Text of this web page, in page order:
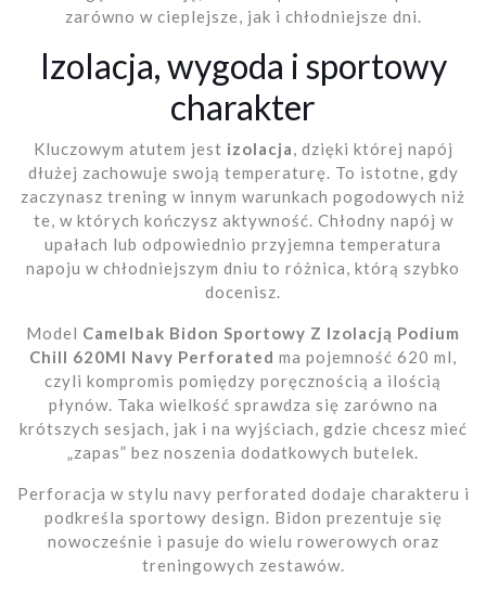
zarówno w cieplejsze, jak i chłodniejsze dni.
Izolacja, wygoda i sportowy
charakter
Kluczowym atutem jest izolacja, dzięki której napój
dłużej zachowuje swoją temperaturę. To istotne, gdy
zaczynasz trening w innym warunkach pogodowych niż
te, w których kończysz aktywność. Chłodny napój w
upałach lub odpowiednio przyjemna temperatura
napoju w chłodniejszym dniu to różnica, którą szybko
docenisz.
Model Camelbak Bidon Sportowy Z Izolacją Podium
Chill 620Ml Navy Perforated ma pojemność 620 ml,
czyli kompromis pomiędzy poręcznością a ilością
płynów. Taka wielkość sprawdza się zarówno na
krótszych sesjach, jak i na wyjściach, gdzie chcesz mieć
„zapas” bez noszenia dodatkowych butelek.
Perforacja w stylu navy perforated dodaje charakteru i
podkreśla sportowy design. Bidon prezentuje się
nowocześnie i pasuje do wielu rowerowych oraz
treningowych zestawów.